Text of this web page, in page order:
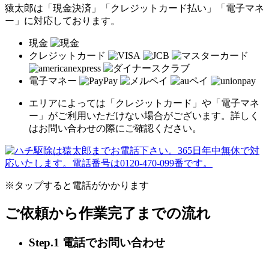
猿太郎は「現金決済」「クレジットカード払い」「電子マネ
ー」に対応しております。
現金
クレジットカード
電子マネー
エリアによっては「クレジットカード」や「電子マネ
ー」がご利用いただけない場合がございます。詳しく
はお問い合わせの際にご確認ください。
※タップすると電話がかかります
ご依頼から作業完了までの流れ
Step.1 電話でお問い合わせ